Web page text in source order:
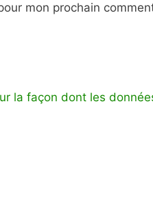
mon prochain
la façon dont les